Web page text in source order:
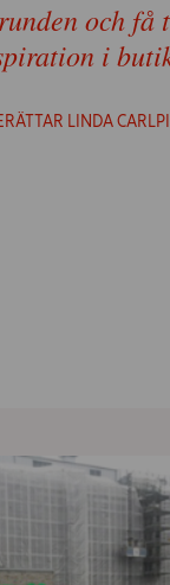
och få
i
LINDA